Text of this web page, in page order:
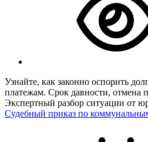
Узнайте, как законно оспорить
платежам. Срок давности, отмена
Экспертный разбор ситуации от
Судебный приказ по